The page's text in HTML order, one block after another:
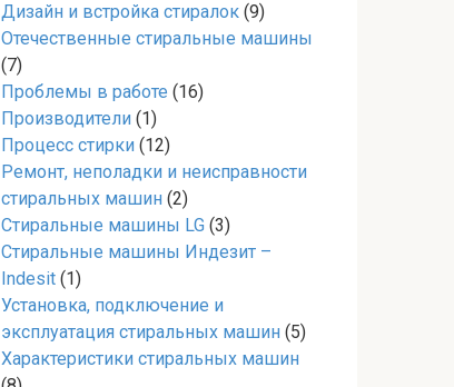
Дизайн и встройка стиралок (9)
Отечественные стиральные машины
(7)
Проблемы в работе (16)
Производители (1)
Процесс стирки (12)
Ремонт, неполадки и неисправности
стиральных машин (2)
Стиральные машины LG (3)
Стиральные машины Индезит –
Indesit (1)
Установка, подключение и
эксплуатация стиральных машин (5)
Характеристики стиральных машин